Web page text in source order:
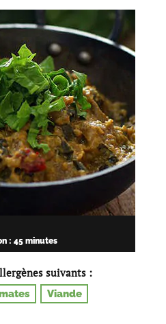
: 45 minutes
suivants :
Viande